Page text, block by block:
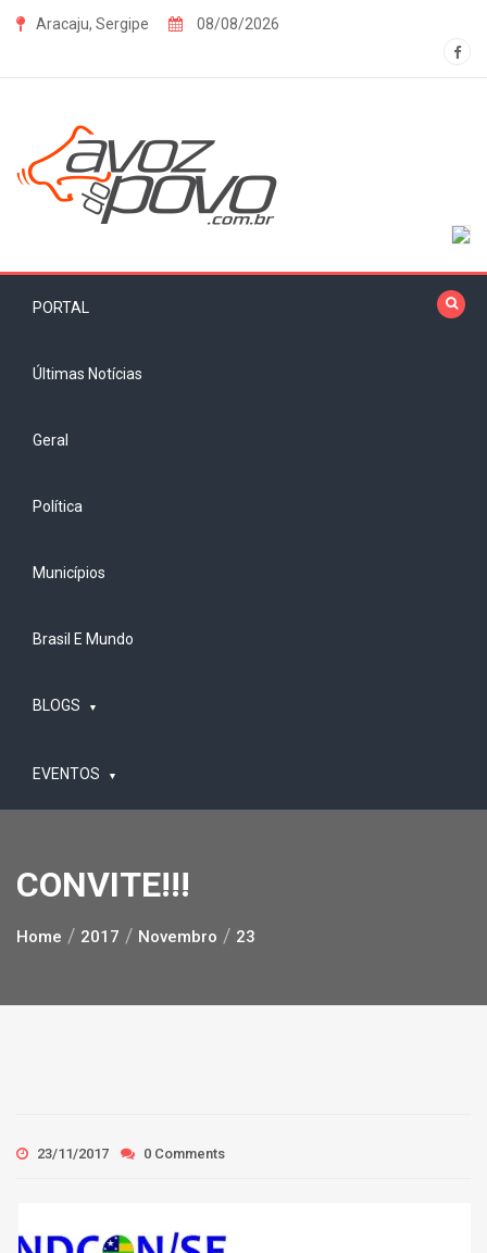
Aracaju, Sergipe 08/08/2026
PORTAL
Últimas Notícias
Geral
Política
Municípios
Brasil E Mundo
BLOGS
EVENTOS
CONVITE!!!
Home 2017 Novembro 23
23/11/2017 0 Comments